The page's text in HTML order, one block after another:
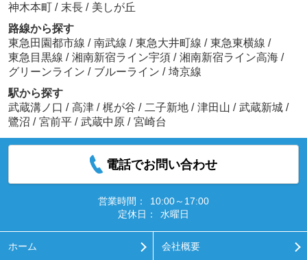
神木本町 / 末長 / 美しが丘
路線から探す
東急田園都市線 / 南武線 / 東急大井町線 / 東急東横線 /
東急目黒線 / 湘南新宿ライン宇須 / 湘南新宿ライン高海 /
グリーンライン / ブルーライン / 埼京線
駅から探す
武蔵溝ノ口 / 高津 / 梶が谷 / 二子新地 / 津田山 / 武蔵新城 /
鷺沼 / 宮前平 / 武蔵中原 / 宮崎台
電話でお問い合わせ
営業時間：
10:00～17:00
定休日：
水曜日
ホーム 会社概要